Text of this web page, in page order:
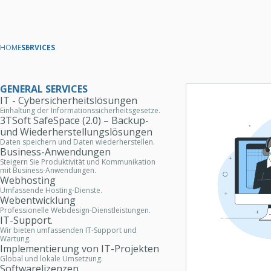
HOMESERVICES
GENERAL SERVICES
IT - Cybersicherheitslösungen
Einhaltung der Informationssicherheitsgesetze.
3TSoft SafeSpace (2.0) – Backup-
und Wiederherstellungslösungen
Daten speichern und Daten wiederherstellen.
Business-Anwendungen
Steigern Sie Produktivität und Kommunikation
mit Business-Anwendungen.
Webhosting
Umfassende Hosting-Dienste.
Webentwicklung
Professionelle Webdesign-Dienstleistungen.
IT-Support.
Wir bieten umfassenden IT-Support und
Wartung.
Implementierung von IT-Projekten
Global und lokale Umsetzung.